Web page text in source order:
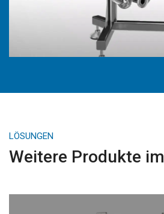
LÖSUNGEN
Weitere Produkte